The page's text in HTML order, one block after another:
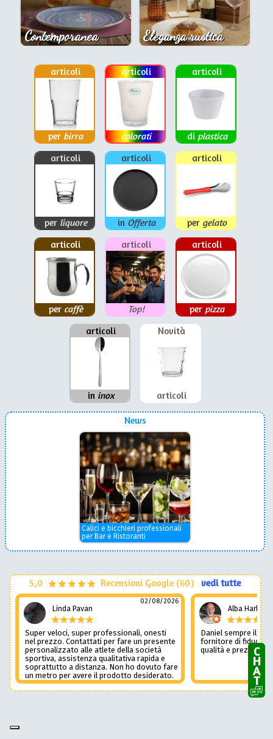
CHAT
Contemporanea Eleganza rustica
articoli
per birra
articoli
colorati
articoli
di plastica
articoli
per liquore
articoli
in Offerta
articoli
per gelato
articoli
per caffè
articoli
Top!
articoli
per pizza
articoli
in inox
Novità
articoli
News
Calici e bicchieri professionali
per Bar e Ristoranti
5,0 Recensioni Google (60) vedi tutte
Linda Pavan
02/08/2026
Super veloci, super professionali, onesti
nel prezzo. Contattati per fare un presente
personalizzato alle atlete della società
sportiva, assistenza qualitativa rapida e
soprattutto a distanza. Non ho dovuto fare
un metro per avere il prodotto desiderato.
Una assistenza del genere è rara e
preziosa. Credo li contatterò ancora in
Alba Harley
Daniel sempre il
fornitore di fiducia
qualità e prezzo